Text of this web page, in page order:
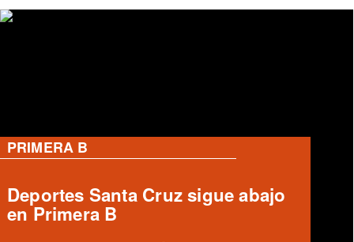
PRIMERA B
Informe arbitral ausente en Unión
Española vs Deportes Recoleta